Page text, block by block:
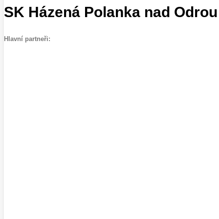
SK Házená Polanka nad Odrou
Hlavní partneři: